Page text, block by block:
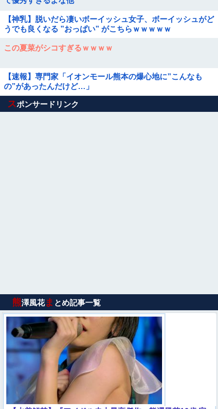
【神乳】脱いだら凄いボーイッシュ女子、ボーイッシュがど
うでも良くなる ”おっぱい” がこちらｗｗｗｗｗ
この夏菜がシコすぎるｗｗｗｗ
【速報】専門家「イオンモール熊本の爆心地に”こんなも
の”があったんだけど…」
Powered by livedoor 相互RSS
スポンサードリンク
熊澤風花ま とめ記事一覧